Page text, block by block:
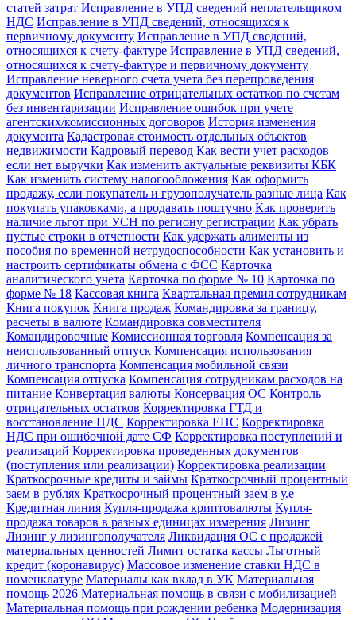
статей затрат Исправление в УПД сведений неплательщиком
НДС Исправление в УПД сведений, относящихся к
первичному документу Исправление в УПД сведений,
относящихся к счету-фактуре Исправление в УПД сведений,
относящихся к счету-фактуре и первичному документу
Исправление неверного счета учета без перепроведения
документов Исправление отрицательных остатков по счетам
без инвентаризации Исправление ошибок при учете
агентских/комиссионных договоров История изменения
документа Кадастровая стоимость отдельных объектов
недвижимости Кадровый перевод Как вести учет расходов
если нет выручки Как изменить актуальные реквизиты КБК
Как изменить систему налогообложения Как оформить
продажу, если покупатель и грузополучатель разные лица Как
покупать упаковками, а продавать поштучно Как проверить
наличие льгот при УСН по региону регистрации Как убрать
пустые строки в отчетности Как удержать алименты из
пособия по временной нетрудоспособности Как установить и
настроить сертификаты обмена с ФСС Карточка
аналитического учета Карточка по форме № 10 Карточка по
форме № 18 Кассовая книга Квартальная премия сотрудникам
Книга покупок Книга продаж Командировка за границу,
расчеты в валюте Командировка совместителя
Командировочные Комиссионная торговля Компенсация за
неиспользованный отпуск Компенсация использования
личного транспорта Компенсация мобильной связи
Компенсация отпуска Компенсация сотрудникам расходов на
питание Конвертация валюты Консервация ОС Контроль
отрицательных остатков Корректировка ГТД и
восстановление НДС Корректировка ЕНС Корректировка
НДС при ошибочной дате СФ Корректировка поступлений и
реализаций Корректировка проведенных документов
(поступления или реализации) Корректировка реализации
Краткосрочные кредиты и займы Краткосрочный процентный
заем в рублях Краткосрочный процентный заем в у.е
Кредитная линия Купля-продажа криптовалюты Купля-
продажа товаров в разных единицах измерения Лизинг
Лизинг у лизингополучателя Ликвидация ОС с продажей
материальных ценностей Лимит остатка кассы Льготный
кредит (коронавирус) Массовое изменение ставки НДС в
номенклатуре Материалы как вклад в УК Материальная
помощь 2026 Материальная помощь в связи с мобилизацией
Материальная помощь при рождении ребенка Модернизация